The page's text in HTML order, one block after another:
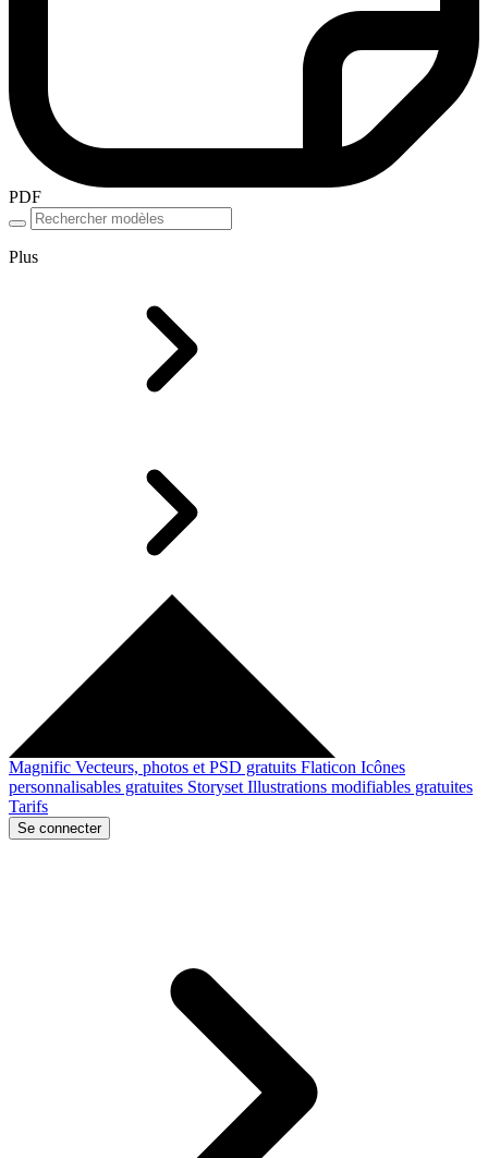
PDF
Plus
Magnific Vecteurs, photos et PSD gratuits Flaticon Icônes
personnalisables gratuites Storyset Illustrations modifiables gratuites
Tarifs
Se connecter